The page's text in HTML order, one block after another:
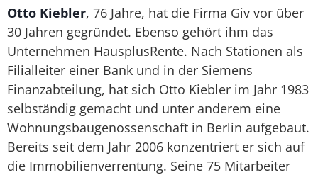
Otto Kiebler, 76 Jahre, hat die Firma Giv vor über
30 Jahren gegründet. Ebenso gehört ihm das
Unternehmen HausplusRente. Nach Stationen als
Filialleiter einer Bank und in der Siemens
Finanzabteilung, hat sich Otto Kiebler im Jahr 1983
selbständig gemacht und unter anderem eine
Wohnungsbaugenossenschaft in Berlin aufgebaut.
Bereits seit dem Jahr 2006 konzentriert er sich auf
die Immobilienverrentung. Seine 75 Mitarbeiter